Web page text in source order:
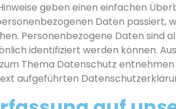
geben einen einfachen
Daten passiert,
Personenbezogene Daten sind
identifiziert werden können.
Thema Datenschutz entnehmen
aufgeführten